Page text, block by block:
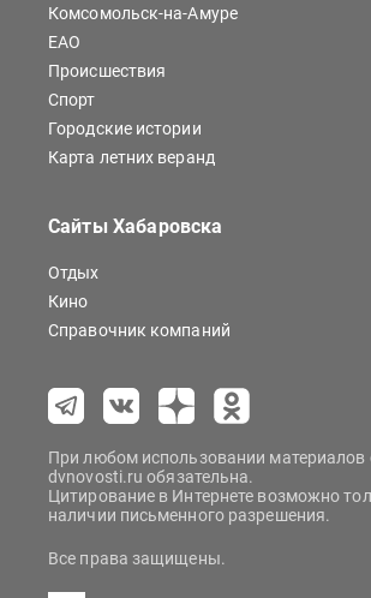
Комсомольск-на-Амуре
ЕАО
Происшествия
Спорт
Городские истории
Карта летних веранд
Сайты Хабаровска
Отдых
Кино
Справочник компаний
При любом использовании материалов
dvnovosti.ru обязательна.
Цитирование в Интернете возможно
наличии письменного разрешения.
Все права защищены.